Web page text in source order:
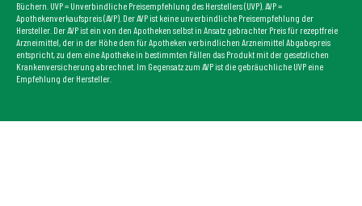
Büchern. UVP = Unverbindliche Preisempfehlung des Herstellers (UVP). AVP =
Apothekenverkaufspreis (AVP). Der AVP ist keine unverbindliche Preisempfehlung der
Hersteller. Der AVP ist ein von den Apotheken selbst in Ansatz gebrachter Preis für rezeptfreie
Arzneimittel, der in der Höhe dem für Apotheken verbindlichen Arzneimittel Abgabepreis
entspricht, zu dem eine Apotheke in bestimmten Fällen das Produkt mit der gesetzlichen
Krankenversicherung abrechnet. Im Gegensatz zum AVP ist die gebräuchliche UVP eine
Empfehlung der Hersteller.